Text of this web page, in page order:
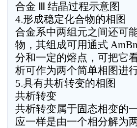
合金 Ⅲ 结晶过程示意图
4.形成稳定化合物的相图
合金系中两组元之间还可
物，其组成可用通式
分和一定的熔点，可把它
析可作为两个简单相图进行
5.具有共析转变的相图
共析转变
共析转变属于固态相变的
应一样是由一个相分解为